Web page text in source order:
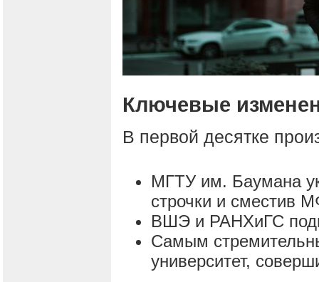
Ключевые
В первой десятке
МГТУ им. Баумана
строчки и сместив
ВШЭ и РАНХиГС
Самым
университет,